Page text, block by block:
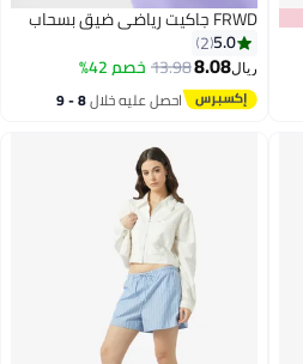
FRWD جاكيت رياضي ضيق بسحاب
5.0
2
ريال8.08
13.98خصم 42%
احصل عليه خلال 8 - 9